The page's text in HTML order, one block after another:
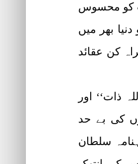
کو محسوس
بھر میں
کن عقائد
ذات‘‘ اور
کی بے حد
ماہنامہ سلطان